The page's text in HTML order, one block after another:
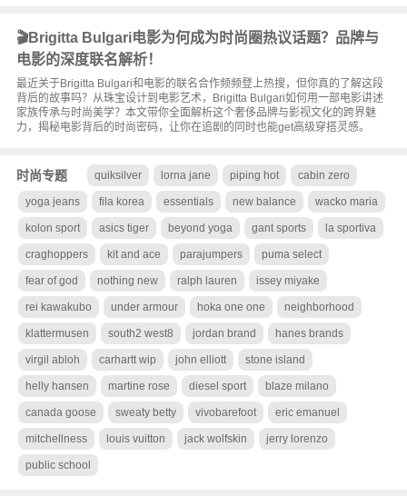
🎬Brigitta Bulgari电影为何成为时尚圈热议话题？品牌与
电影的深度联名解析！
最近关于Brigitta Bulgari和电影的联名合作频频登上热搜，但你真的了解这段
背后的故事吗？从珠宝设计到电影艺术，Brigitta Bulgari如何用一部电影讲述
家族传承与时尚美学？本文带你全面解析这个奢侈品牌与影视文化的跨界魅
力，揭秘电影背后的时尚密码，让你在追剧的同时也能get高级穿搭灵感。
时尚专题 quiksilver lorna jane piping hot cabin zero
yoga jeans fila korea essentials new balance wacko maria
kolon sport asics tiger beyond yoga gant sports la sportiva
craghoppers kit and ace parajumpers puma select
fear of god nothing new ralph lauren issey miyake
rei kawakubo under armour hoka one one neighborhood
klattermusen south2 west8 jordan brand hanes brands
virgil abloh carhartt wip john elliott stone island
helly hansen martine rose diesel sport blaze milano
canada goose sweaty betty vivobarefoot eric emanuel
mitchellness louis vuitton jack wolfskin jerry lorenzo
public school